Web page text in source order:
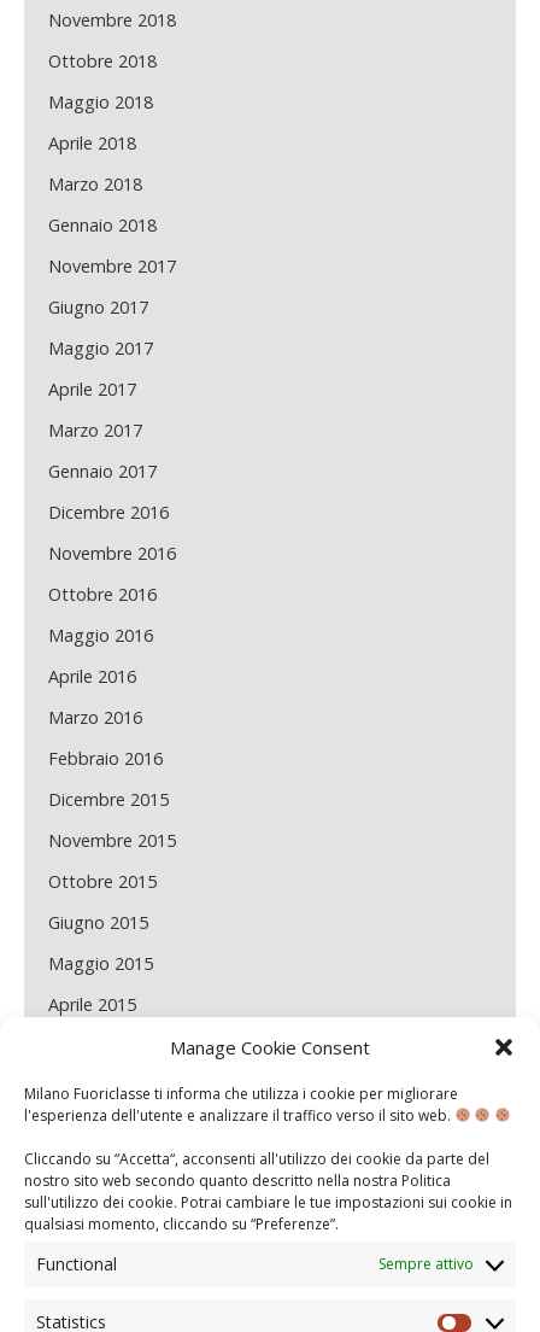
Manage Cookie Consent
Milano Fuoriclasse ti informa che utilizza i cookie per migliorare
l'esperienza dell'utente e analizzare il traffico verso il sito web.
Cliccando su “Accetta“, acconsenti all'utilizzo dei cookie da parte del
nostro sito web secondo quanto descritto nella nostra Politica
sull'utilizzo dei cookie. Potrai cambiare le tue impostazioni sui cookie in
qualsiasi momento, cliccando su “Preferenze”.
Functional Sempre attivo
Statistics
Novembre 2018
Ottobre 2018
Maggio 2018
Aprile 2018
Marzo 2018
Gennaio 2018
Novembre 2017
Giugno 2017
Maggio 2017
Aprile 2017
Marzo 2017
Gennaio 2017
Dicembre 2016
Novembre 2016
Ottobre 2016
Maggio 2016
Aprile 2016
Marzo 2016
Febbraio 2016
Dicembre 2015
Novembre 2015
Ottobre 2015
Giugno 2015
Maggio 2015
Aprile 2015
Febbraio 2015
Gennaio 2015
Dicembre 2014
Novembre 2014